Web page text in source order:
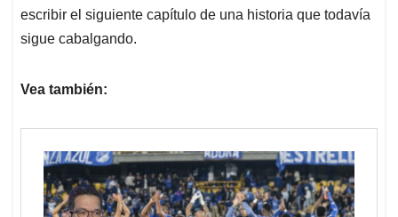
escribir el siguiente capítulo de una historia que todavía
sigue cabalgando.
Vea también: